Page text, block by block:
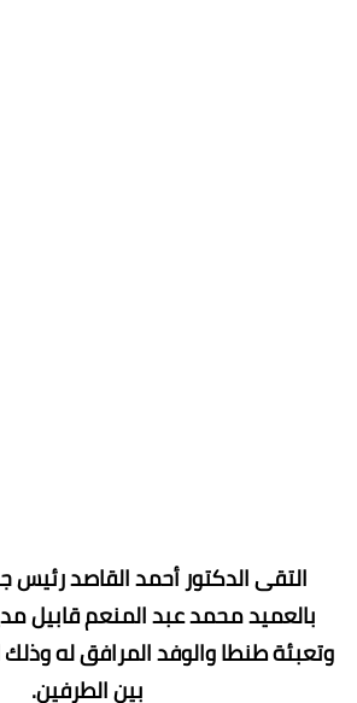
التقى الدكتور أحمد القاصد رئيس
بالعميد محمد عبد المنعم قابيل
وتعبئة طنطا والوفد المرافق له
بين الطرفين.